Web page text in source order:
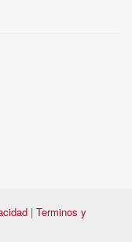
| Terminos y